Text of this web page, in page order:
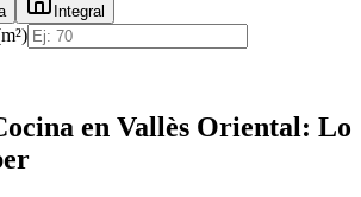
Integral
en Vallès Oriental: Lo